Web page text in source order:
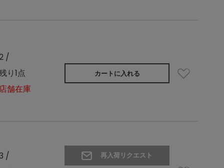
/
り1点
舗在庫
カートに入れる
/
再入荷リクエスト